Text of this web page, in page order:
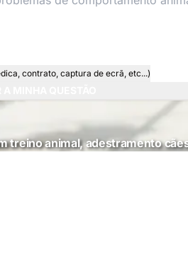
contrato, captura de ecrã, etc...)
treino animal, adestramento